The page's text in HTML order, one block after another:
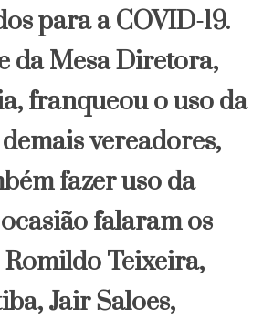
para a COVID-19.
da Mesa Diretora,
franqueou o uso da
vereadores,
fazer uso da
falaram os
Teixeira,
Jair Saloes,